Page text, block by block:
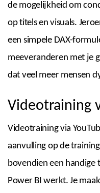
de mogelijkheid om
op titels en visuals.
een simpele DAX-
meeveranderen met je
dat veel meer mensen
Videotraining
Videotraining via
aanvulling op de
bovendien een handige
Power BI werkt. Je